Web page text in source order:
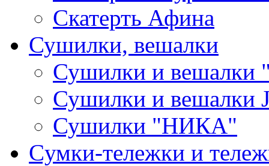
Скатерть Афина
Сушилки, вешалки
Сушилки и вешалки
Сушилки и вешалки
Сушилки "НИКА"
Cумки-тележки и